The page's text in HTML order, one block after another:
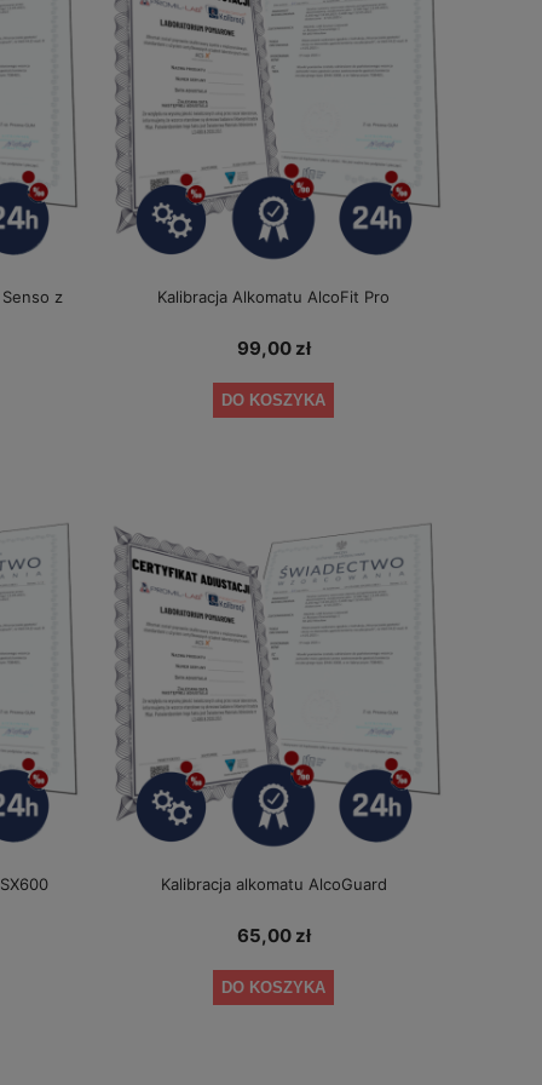
z
Kalibracja Alkomatu AlcoFit Pro
99,00 zł
DO KOSZYKA
Kalibracja alkomatu AlcoGuard
65,00 zł
DO KOSZYKA